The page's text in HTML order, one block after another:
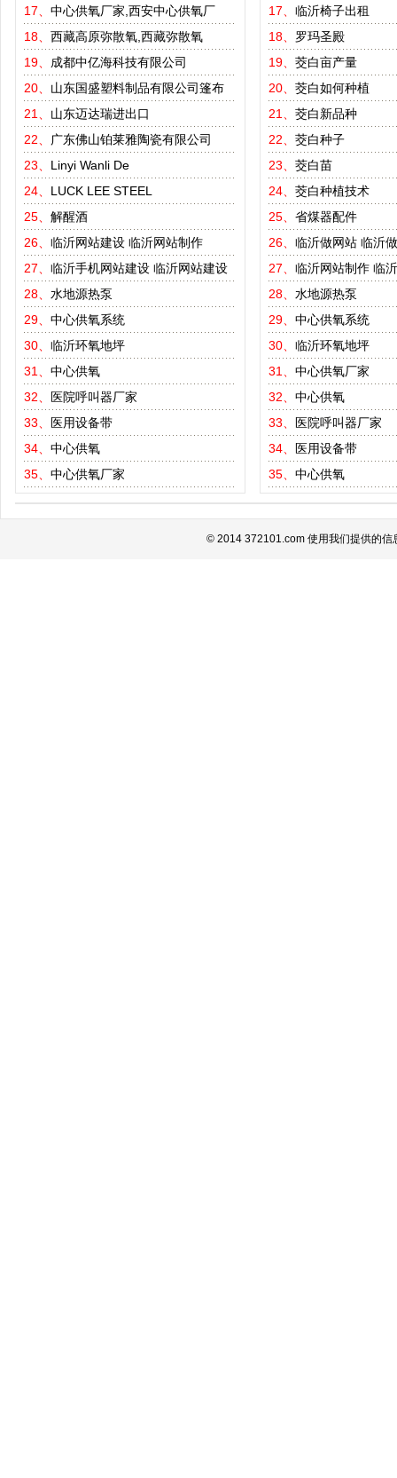
17、 中心供氧厂家,西安中心供氧厂
18、 西藏高原弥散氧,西藏弥散氧
19、 成都中亿海科技有限公司
20、 山东国盛塑料制品有限公司篷布
21、 山东迈达瑞进出口
22、
广东佛山铂莱雅陶瓷有限公司
23、 Linyi Wanli De
24、 LUCK LEE STEEL
25、 解醒酒
26、 临沂网站建设 临沂网站制作
27、 临沂手机网站建设 临沂网站建设
28、 水地源热泵
29、 中心供氧系统
30、 临沂环氧地坪
31、 中心供氧
32、
医院呼叫器厂家
33、
医用设备带
34、 中心供氧
35、 中心供氧厂家
17、 临沂椅子出租
18、 罗玛圣殿
19、 茭白亩产量
20、 茭白如何种植
21、 茭白新品种
22、 茭白种子
23、 茭白苗
24、 茭白种植技术
25、 省煤器配件
26、 临沂做网站 临沂
27、 临沂网站制作 临
28、 水地源热泵
29、 中心供氧系统
30、 临沂环氧地坪
31、 中心供氧厂家
32、 中心供氧
33、
医院呼叫器厂家
34、
医用设备带
35、 中心供氧
© 2014 372101.com 使用我们提供的信